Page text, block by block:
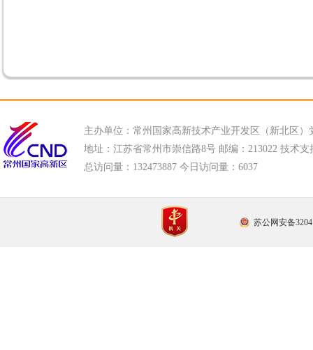
主办单位：常州国家高新技术产业开发区（新北区）
地址：江苏省常州市崇信路8号 邮编：213022 技术支
总访问量： 132473887 今日访问量： 6037
苏公网安备